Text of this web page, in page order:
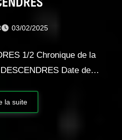
03/02/2025
1/2 Chronique de la
Date de…
la suite